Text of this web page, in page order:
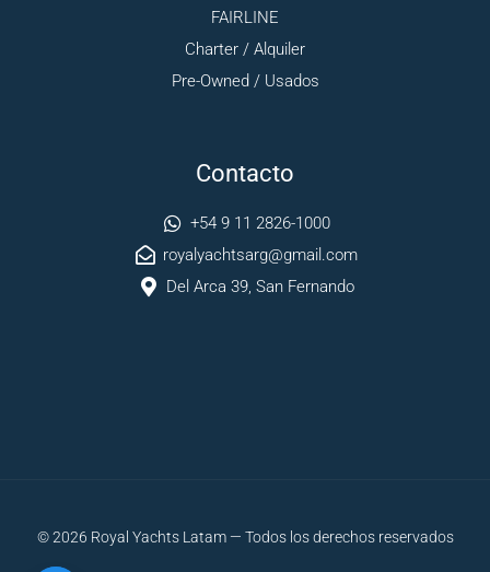
FAIRLINE
Charter / Alquiler
Pre-Owned / Usados
Contacto
+54 9 11 2826-1000
royalyachtsarg@gmail.com
Del Arca 39, San Fernando
© 2026 Royal Yachts Latam — Todos los derechos reservados